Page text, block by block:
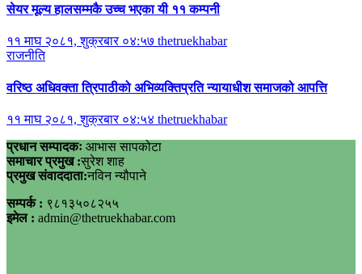
सेयर मूल्य हालसम्मकै उच्च भएका यी ११ कम्पनी
११ माघ २०८१, शुक्रबार ०४:५७ thetruekhabar
राजनीति
वरिष्ठ अधिवक्ता त्रिपाठीको अभिव्यक्तिप्रति न्यायाधीश समाजको आपत्ति
११ माघ २०८१, शुक्रबार ०४:५४ thetruekhabar
प्रधान सम्पादकः आभास सापकोटा
समाचार प्रमुख :सुरेश शाह
प्रमुख संवाददाता:नविन न्यौपाने
सम्पर्क : ९८१३५०८२५५
इमेल : admin@thetruekhabar.com